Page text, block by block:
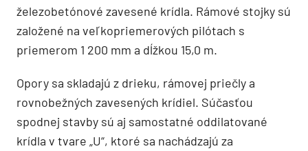
železobetónové zavesené krídla. Rámové stojky sú
založené na veľkopriemerových pilótach s
priemerom 1 200 mm a dĺžkou 15,0 m.
Opory sa skladajú z drieku, rámovej priečly a
rovnobežných zavesených krídiel. Súčasťou
spodnej stavby sú aj samostatné oddilatované
krídla v tvare „U“, ktoré sa nachádzajú za